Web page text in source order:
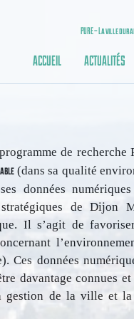
PURE – La ville
ACCUEIL ACTUALITÉS
de recherche
(dans sa qualité
données
de Dijon
Il s’agit de
Ces données
davantage connues
gestion de la ville et